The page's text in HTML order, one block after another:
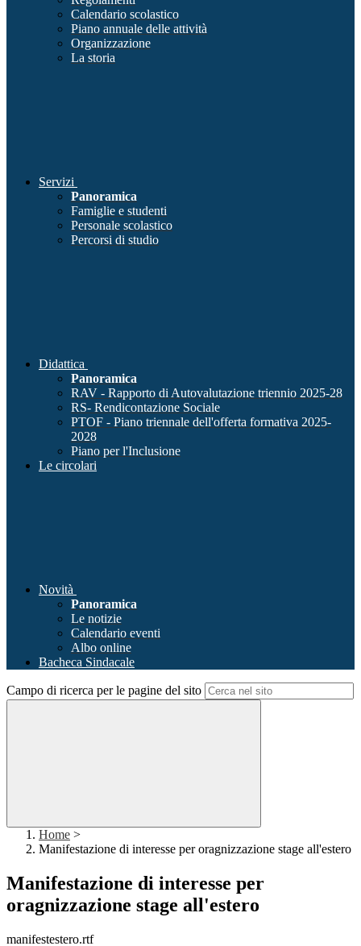
Calendario scolastico
Piano annuale delle attività
Organizzazione
La storia
Servizi
Panoramica
Famiglie e studenti
Personale scolastico
Percorsi di studio
Didattica
Panoramica
RAV - Rapporto di Autovalutazione triennio 2025-28
RS- Rendicontazione Sociale
PTOF - Piano triennale dell'offerta formativa 2025-
2028
Piano per l'Inclusione
Le circolari
Novità
Panoramica
Le notizie
Calendario eventi
Albo online
Bacheca Sindacale
Campo di ricerca per le pagine del sito
Home >
Manifestazione di interesse per oragnizzazione stage all'estero
Manifestazione di interesse per
oragnizzazione stage all'estero
manifestestero.rtf